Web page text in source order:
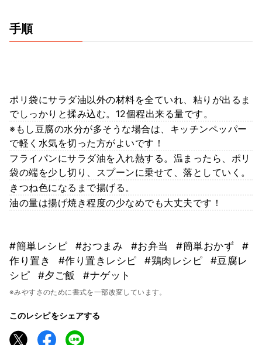
手順
ポリ袋にサラダ油以外の材料を全ていれ、粘りが出るま
でしっかりと揉み込む。12個程出来る量です。
※もし豆腐の水分が多そうな場合は、キッチンペッパー
で軽く水気を切った方がよいです！
フライパンにサラダ油を入れ熱する。温まったら、ポリ
袋の端を少し切り、スプーンに乗せて、落としていく。
きつね色になるまで揚げる。
油の量は揚げ焼き程度の少なめでも大丈夫です！
#簡単レシピ #おつまみ #お弁当 #簡単おかず
#
作り置き
#作り置きレシピ #鶏肉レシピ
#豆腐レ
シピ
#夕ご飯 #ナゲット
※みやすさのために書式を一部改変しています。
このレシピをシェアする